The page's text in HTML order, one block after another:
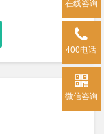
400电话
微信咨询